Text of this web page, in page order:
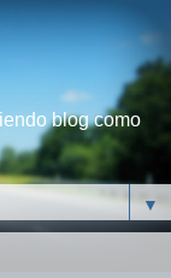
blog como
▼